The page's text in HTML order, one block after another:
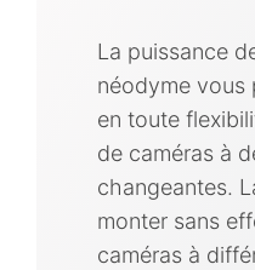
La puissance
néodyme vous
en toute
de caméras à
changeantes.
monter sans
caméras à